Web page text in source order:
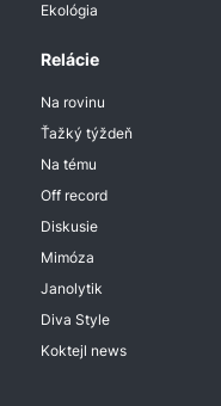
Ekológia
Relácie
Na rovinu
Ťažký týždeň
Na tému
Off record
Diskusie
Mimóza
Janolytik
Diva Style
Koktejl news